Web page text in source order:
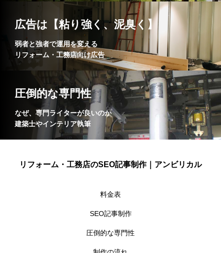
広告は【粘り強く、泥臭く】
弱者と強者で運用を変える
リフォーム・工務店向け広告
圧倒的な専門性
なぜ、専門ライターが良いのか
建築士やインテリア執筆
リフォーム・工務店のSEO記事制作｜アンビリカル
料金表
SEO記事制作
圧倒的な専門性